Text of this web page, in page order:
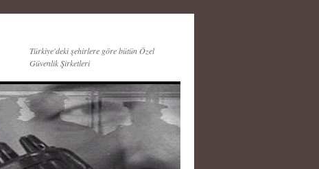
Türkiye'deki şehirlere göre bütün Özel
Güvenlik Şirketleri